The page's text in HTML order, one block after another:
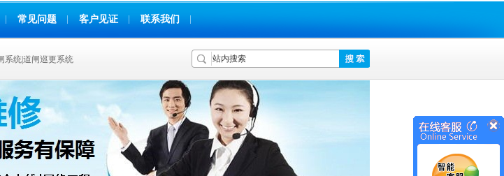
常见问题 客户见证 联系我们
系统|道闸巡更系统